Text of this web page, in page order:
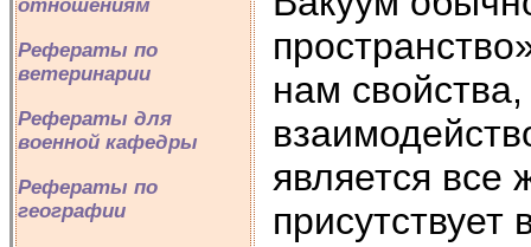
отношениям
Рефераты по
ветеринарии
Рефераты для
военной кафедры
Рефераты по
географии
нам
является
присутствует